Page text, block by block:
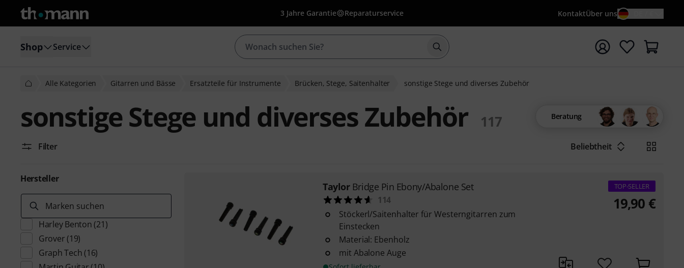
3 Jahre Garantie Reparaturservice KontaktÜber uns
Shop Service Suche mit Suchwort {searchTerm} starten
Alle Kategorien Gitarren und Bässe Ersatzteile für Instrumente Brücken, Stege, Saitenhalter sonstige Stege und diverses Zubehör
sonstige Stege und diverses Zubehör 117 Beratung
Filter Beliebtheit
Hersteller
Marken suchen
Harley Benton (21)
Grover (19)
Graph Tech (16)
Taylor Bridge Pin Ebony/Abalone Set
114
Stöckerl/Saitenhalter für Westerngitarren zum
Einstecken
Material: Ebenholz
mit Abalone Auge
TOP-SELLER
19,90 €